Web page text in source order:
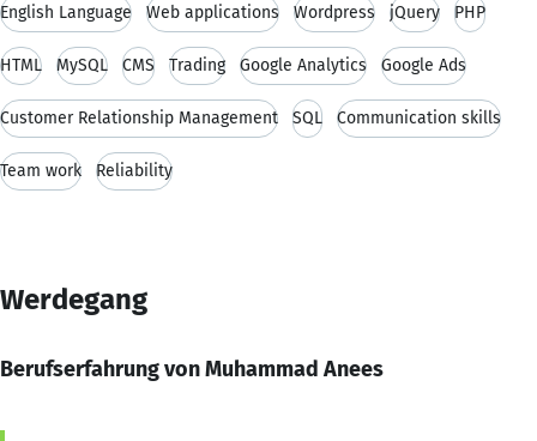
English Language Web applications Wordpress jQuery PHP
HTML MySQL CMS Trading Google Analytics Google Ads
Customer Relationship Management SQL Communication skills
Team work Reliability
Werdegang
Berufserfahrung von Muhammad Anees